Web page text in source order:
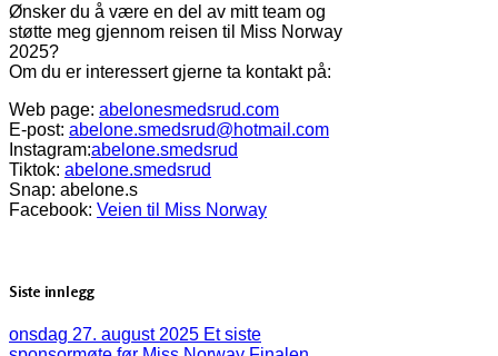
Ønsker du å være en del av mitt team og
støtte meg gjennom reisen til Miss Norway
2025?
Om du er interessert gjerne ta kontakt på:
Web page: abelonesmedsrud.com
E-post: abelone.smedsrud@hotmail.com
Instagram:abelone.smedsrud
Tiktok: abelone.smedsrud
Snap: abelone.s
Facebook: Veien til Miss Norway
Siste innlegg
onsdag 27. august 2025 Et siste